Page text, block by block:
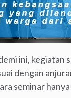
ini,
dengan
seminar